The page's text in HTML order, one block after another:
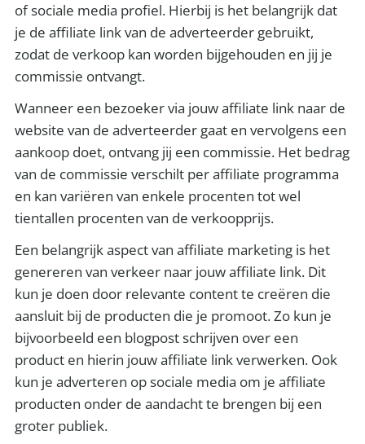
of sociale media profiel. Hierbij is het belangrijk dat
je de affiliate link van de adverteerder gebruikt,
zodat de verkoop kan worden bijgehouden en jij je
commissie ontvangt.
Wanneer een bezoeker via jouw affiliate link naar de
website van de adverteerder gaat en vervolgens een
aankoop doet, ontvang jij een commissie. Het bedrag
van de commissie verschilt per affiliate programma
en kan variëren van enkele procenten tot wel
tientallen procenten van de verkoopprijs.
Een belangrijk aspect van affiliate marketing is het
genereren van verkeer naar jouw affiliate link. Dit
kun je doen door relevante content te creëren die
aansluit bij de producten die je promoot. Zo kun je
bijvoorbeeld een blogpost schrijven over een
product en hierin jouw affiliate link verwerken. Ook
kun je adverteren op sociale media om je affiliate
producten onder de aandacht te brengen bij een
groter publiek.